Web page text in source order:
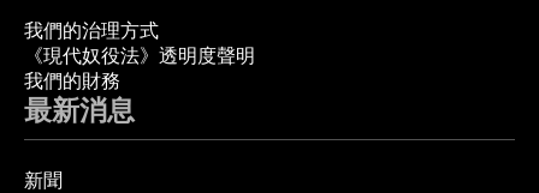
我們的治理方式
《現代奴役法》透明度聲明
我們的財務
最新消息
新聞